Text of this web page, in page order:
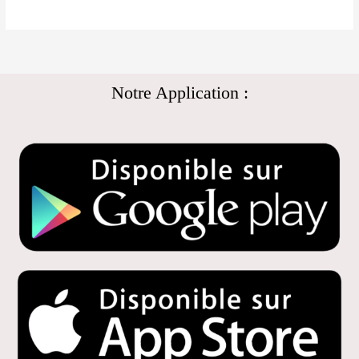
Notre Application :